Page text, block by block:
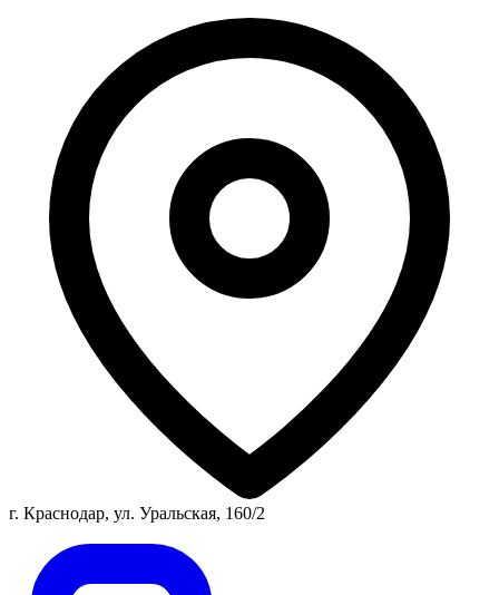
г. Краснодар, ул. Уральская, 160/2